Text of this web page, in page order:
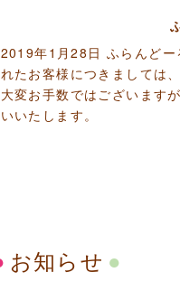
2019年1月28日 ふらんどー
れたお客様につきましては
大変お手数ではございます
いいたします。
お知らせ